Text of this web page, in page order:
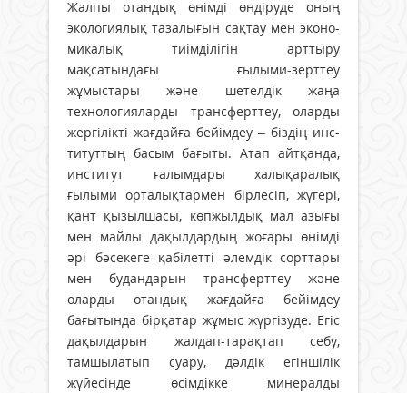
Жалпы отандық өнімді өндіруде оның
экологиялық тазалығын сақтау мен эконо­
микалық тиімділігін арттыру
мақсатындағы ғылыми-зерттеу
жұмыстары және шетелдік жаңа
технологияларды трансферттеу, оларды
жергілікті жағдайға бейімдеу – біздің инс­
титуттың басым бағыты. Атап айтқанда,
инс­титут ғалымдары халықаралық
ғылыми ор­та­лықтармен бірлесіп, жүгері,
қант қызылшасы, көпжылдық мал азығы
мен майлы дақыл­дардың жоғары өнімді
әрі бәсекеге қабілетті әлемдік сорттары
мен будандарын транс­ферттеу және
оларды отандық жағдайға бейімдеу
бағытында бірқатар жұмыс жүр­гізуде. Егіс
дақылдарын жалдап-тарақтап себу,
тамшылатып суару, дәлдік егіншілік
жүйесінде өсімдікке минералды